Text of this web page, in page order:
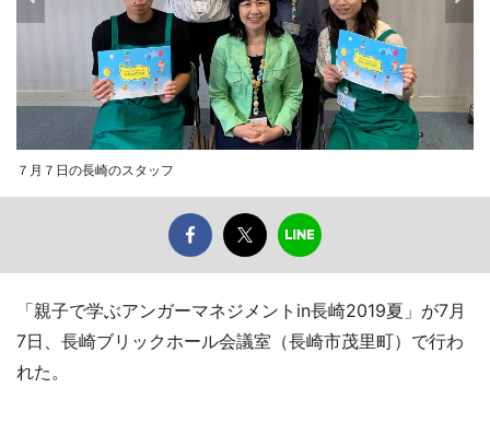
７月７日の長崎のスタッフ
「親子で学ぶアンガーマネジメントin長崎2019夏」が7月
7日、長崎ブリックホール会議室（長崎市茂里町）で行わ
れた。